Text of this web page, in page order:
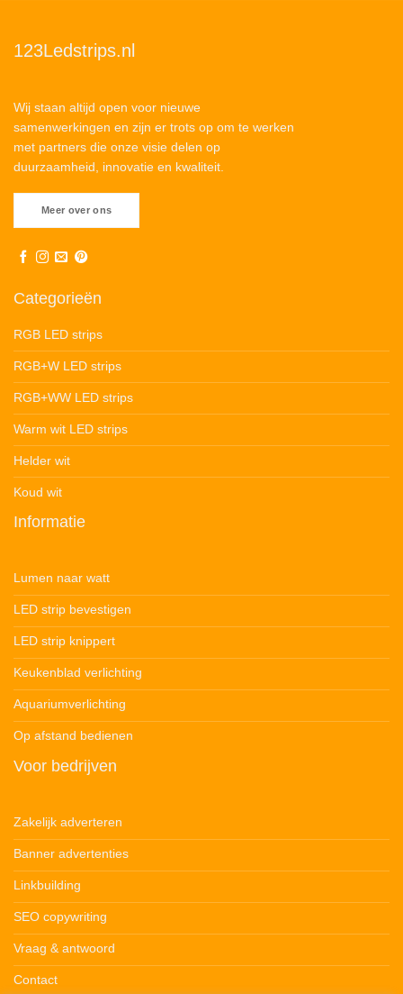
123Ledstrips.nl
Wij staan altijd open voor nieuwe
samenwerkingen en zijn er trots op om te werken
met partners die onze visie delen op
duurzaamheid, innovatie en kwaliteit.
Meer over ons
Categorieën
RGB LED strips
RGB+W LED strips
RGB+WW LED strips
Warm wit LED strips
Helder wit
Koud wit
Informatie
Lumen naar watt
LED strip bevestigen
LED strip knippert
Keukenblad verlichting
Aquariumverlichting
Op afstand bedienen
Voor bedrijven
Zakelijk adverteren
Banner advertenties
Linkbuilding
SEO copywriting
Vraag & antwoord
Contact